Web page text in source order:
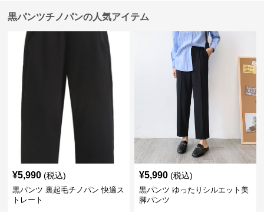
黒パンツチノパンの人気アイテム
¥5,990 (税込)
黒パンツ 裏起毛チノパン 快適ス
トレート
¥5,990 (税込)
黒パンツ ゆったりシルエット美
脚パンツ